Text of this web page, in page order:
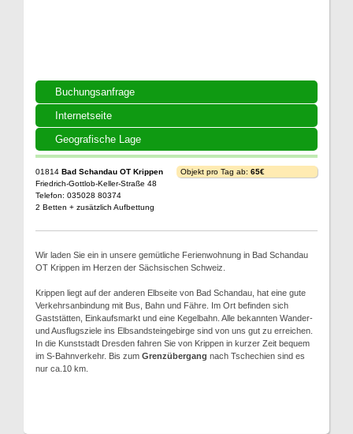
Buchungsanfrage
Internetseite
Geografische Lage
01814 Bad Schandau OT Krippen
Friedrich-Gottlob-Keller-Straße 48
Telefon: 035028 80374
2 Betten + zusätzlich Aufbettung
Objekt pro Tag ab: 65€
Wir laden Sie ein in unsere gemütliche Ferienwohnung in Bad Schandau
OT Krippen im Herzen der Sächsischen Schweiz.
Krippen liegt auf der anderen Elbseite von Bad Schandau, hat eine gute
Verkehrsanbindung mit Bus, Bahn und Fähre. Im Ort befinden sich
Gaststätten, Einkaufsmarkt und eine Kegelbahn. Alle bekannten Wander-
und Ausflugsziele ins Elbsandsteingebirge sind von uns gut zu erreichen.
In die Kunststadt Dresden fahren Sie von Krippen in kurzer Zeit bequem
im S-Bahnverkehr. Bis zum Grenzübergang nach Tschechien sind es
nur ca.10 km.